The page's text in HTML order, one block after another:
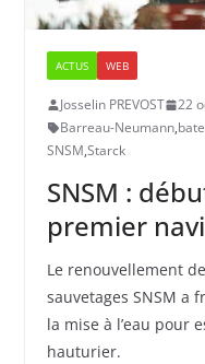
ACTUS WEB
Josselin PREVOST 22
Barreau-Neumann,
SNSM,Starck
SNSM :
premier
Le renouvellement
sauvetages SNSM a
la mise à l’eau pour
hauturier.